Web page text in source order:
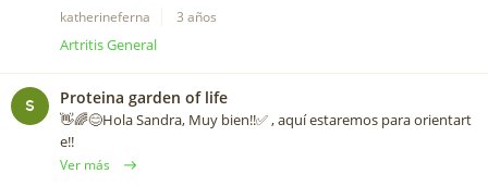
katherineferna
3 años
Artritis General
S Proteina garden of life
👋🌈😊Hola Sandra, Muy bien!!✅ , aquí estaremos para orientart
e!!
Ver más